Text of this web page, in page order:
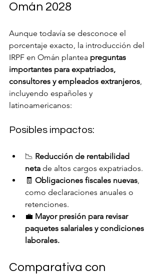
Omán 2028
Aunque todavía se desconoce el
porcentaje exacto, la introducción del
IRPF en Omán plantea preguntas
importantes para expatriados,
consultores y empleados extranjeros,
incluyendo españoles y
latinoamericanos:
Posibles impactos:
📉 Reducción de rentabilidad
neta de altos cargos expatriados.
🧾 Obligaciones fiscales nuevas,
como declaraciones anuales o
retenciones.
💼 Mayor presión para revisar
paquetes salariales y condiciones
laborales.
Comparativa con